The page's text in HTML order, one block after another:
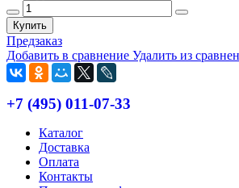
Купить
Предзаказ
Добавить в сравнение Удалить из
+7 (495) 011-07-33
Каталог
Доставка
Оплата
Контакты